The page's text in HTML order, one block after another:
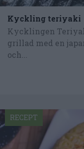
Kyckling teriyaki
Kycklingen
grillad med en
och...
RECEPT